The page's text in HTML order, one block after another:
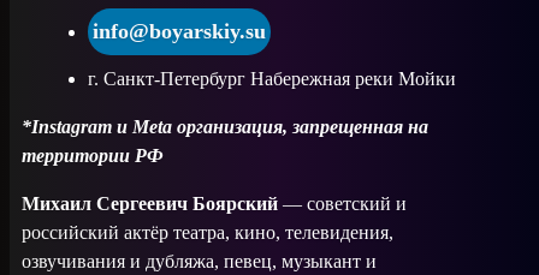
info@boyarskiy.su
г. Санкт-Петербург Набережная реки Мойки
*Instagram и Meta организация, запрещенная на
территории РФ
Михаил Сергеевич Боярский — советский и
российский актёр театра, кино, телевидения,
озвучивания и дубляжа, певец, музыкант и